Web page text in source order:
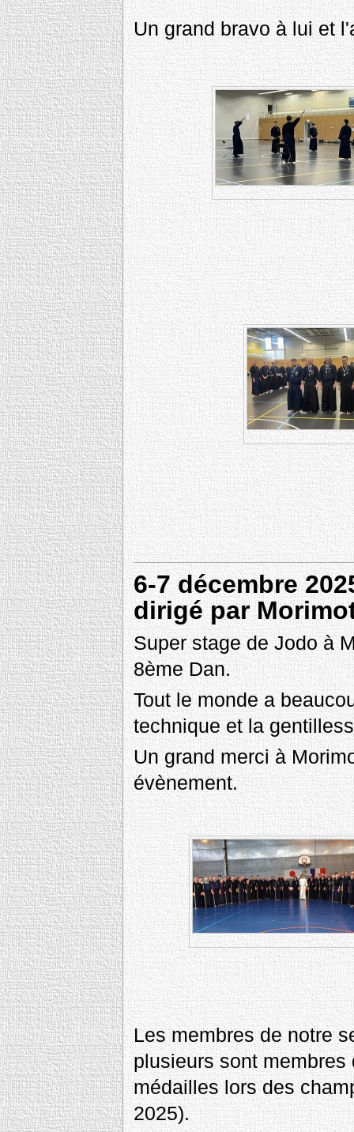
Un grand bravo à lui et
6-7 décembre
dirigé par
Super stage de Jodo à
8ème Dan.
Tout le monde a
technique et la
Un grand merci à
évènement.
Les membres de notre
plusieurs sont membres
médailles lors des
2025).